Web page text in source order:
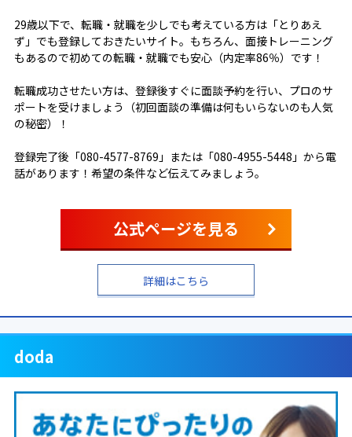
公式ページを見る
詳細はこちら
29歳以下で、転職・就職を少しでも考えている方は「とりあえ
ず」でも登録しておきたいサイト。もちろん、面接トレーニング
もあるので初めての転職・就職でも安心（内定率86％）です！
転職成功させたい方は、登録後すぐに面談予約を行い、プロのサ
ポートを受けましょう（初回面談の準備は何もいらないのも人気
の秘密）！
登録完了後「080-4577-8769」または「080-4955-5448」から電
話があります！希望の条件など伝えてみましょう。
doda